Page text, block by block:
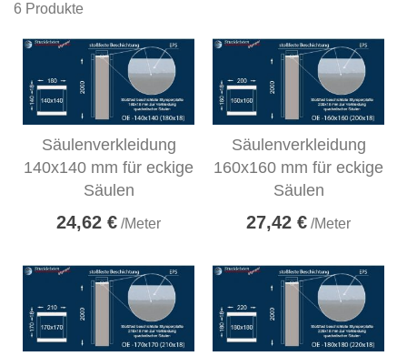
6 Produkte
Säulenverkleidung
140x140 mm für eckige
Säulen
24,62 € /Meter
Säulenverkleidung
160x160 mm für eckige
Säulen
27,42 € /Meter